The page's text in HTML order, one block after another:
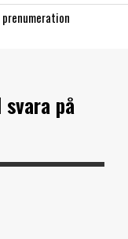
prenumeration
på